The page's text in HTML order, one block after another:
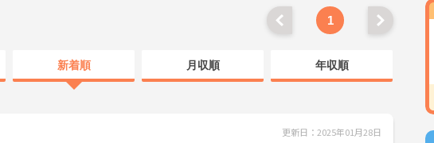
1
新着順 月収順 年収順
更新日：2025年01月28日